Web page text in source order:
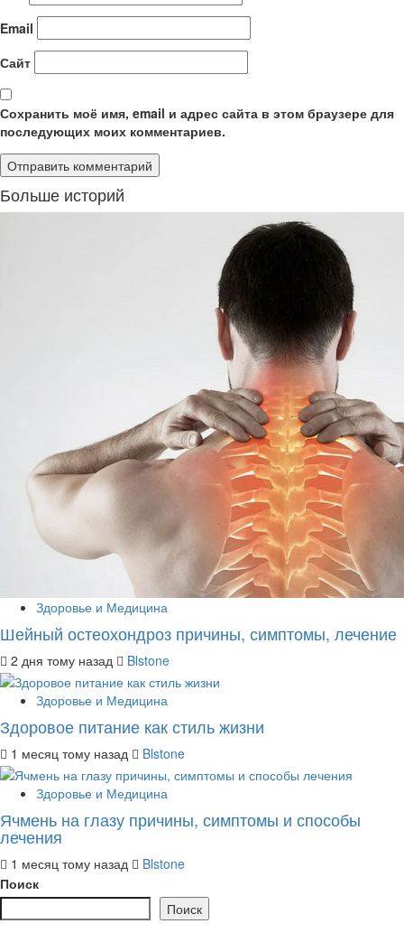
Email
Сайт
Сохранить моё имя, email и адрес сайта в этом браузере для
последующих моих комментариев.
Больше историй
Здоровье и Медицина
Шейный остеохондроз причины, симптомы, лечение
2 дня тому назад Blstone
Здоровье и Медицина
Здоровое питание как стиль жизни
1 месяц тому назад Blstone
Здоровье и Медицина
Ячмень на глазу причины, симптомы и способы
лечения
1 месяц тому назад
Blstone
Поиск
Поиск